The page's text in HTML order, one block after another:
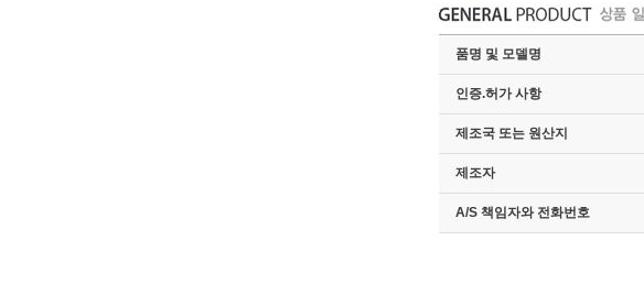
품명 및 모델명
인증.허가 사항
제조국 또는 원산지
제조자
A/S 책임자와 전화번호